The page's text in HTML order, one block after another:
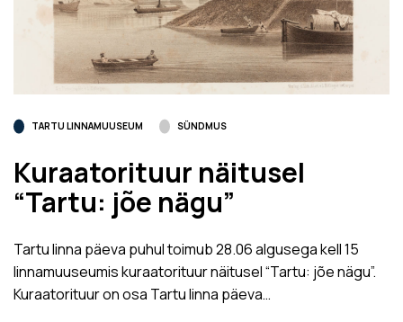
TARTU LINNAMUUSEUM SÜNDMUS
Kuraatorituur näitusel
“Tartu: jõe nägu”
Tartu linna päeva puhul toimub 28.06 algusega kell 15
linnamuuseumis kuraatorituur näitusel “Tartu: jõe nägu”.
Kuraatorituur on osa Tartu linna päeva…